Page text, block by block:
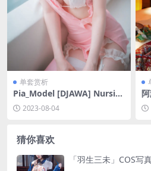
单套赏析
Pia_Model [DJAWA] Nursin
g Overtime [65P-634MB]
2023-08-04
-
猜你喜欢
「羽生三未」COS写